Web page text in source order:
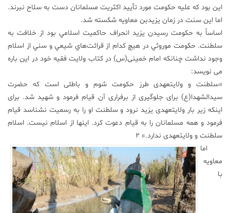
اين بود كه عليه حكومت مورد تأييد اكثريت مسلمانان دست به سلاح نبرند.
اما اين سنت در زمان يزيد‌بن معاويه شكسته شد.
اساساً به حكومت رسيدن يزيد انحراف حاكميت اسلامي بود از خلافت به
سلطنت. حكومت موروثي در هيچ كدام از قرائت‌هاي شيعي و سني از اسلام
وجود نداشت چنانکه امام خمینی(س) در کتاب ولایت فقیه خود در این باره
می نویسد:
«سلطنت و ولایتعهدی طرز حکومت شوم و باطلی است که حضرت
سیدالشهدا(ع) برای جلوگیری از برفراری آن قیام فرمود و شهید شد. برای
اینکه زیر بار ولایتعهدی یزید نرود و سلطنت او را به رسمیت نشناسد قیام
فرمود و همه مسلمانان را به قیام دعوت کرد. اینها از اسلام نیست. اسلام
سلطنت و ولایتعهدی ندارد.» 2
اما
معاويه
با